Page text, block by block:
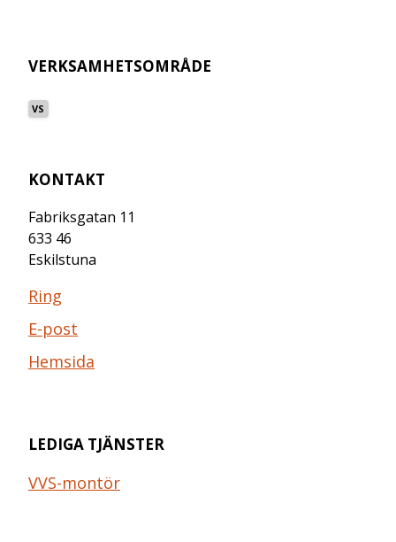
VERKSAMHETSOMRÅDE
VS
KONTAKT
Fabriksgatan 11
633 46
Eskilstuna
Ring
E-post
Hemsida
LEDIGA TJÄNSTER
VVS-montör